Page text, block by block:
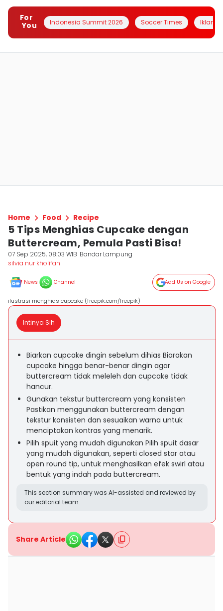
For
You
Indonesia Summit 2026 Soccer Times Iklanin
Home Food Recipe
5 Tips Menghias Cupcake dengan
Buttercream, Pemula Pasti Bisa!
07 Sep 2025, 08:03 WIB Bandar Lampung
silvia nur kholifah
News Channel Add Us on Google
ilustrasi menghias cupcake (freepik.com/freepik)
Intinya Sih
Biarkan cupcake dingin sebelum dihias Biarakan
cupcake hingga benar-benar dingin agar
buttercream tidak meleleh dan cupcake tidak
hancur.
Gunakan tekstur buttercream yang konsisten
Pastikan menggunakan buttercream dengan
tekstur konsisten dan sesuaikan warna untuk
menciptakan kontras yang menarik.
Pilih spuit yang mudah digunakan Pilih spuit dasar
yang mudah digunakan, seperti closed star atau
open round tip, untuk menghasilkan efek swirl atau
bentuk yang indah pada buttercream.
This section summary was AI-assisted and reviewed by
our editorial team.
Share Article